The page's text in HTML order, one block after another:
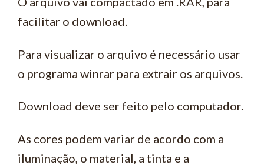
facilitar o download.
Para visualizar o arquivo é necessário usar
o programa winrar para extrair os arquivos.
Download deve ser feito pelo computador.
As cores podem variar de acordo com a
iluminação, o material, a tinta e a